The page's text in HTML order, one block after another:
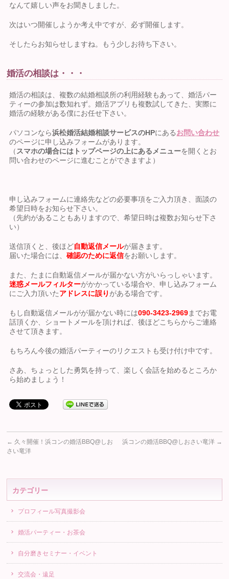
なんて嬉しい声をお聞きしました。
次はいつ開催しようか考え中ですが、必ず開催します。
そしたらお知らせしますね。もう少しお待ち下さい。
婚活の相談は・・・
婚活の相談は、複数の結婚相談所の利用経験もあって、婚活パー
ティーの参加は数知れず。婚活アプリも複数試してきた、実際に
婚活の経験がある僕にお任せ下さい。
パソコンなら浜松婚活結婚相談サービスのHPにあるお問い合わせ
のページに申し込みフォームがあります。
（スマホの場合にはトップページの上にあるメニューを開くとお
問い合わせのページに進むことができますよ）
申し込みフォームに連絡先などの必要事項をご入力頂き、面談の
希望日時をお知らせ下さい。
（先約があることもありますので、希望日時は複数お知らせ下さ
い）
送信頂くと、後ほど自動返信メールが届きます。
届いた場合には、確認のために返信をお願いします。
また、たまに自動返信メールが届かない方がいらっしゃいます。
迷惑メールフィルターがかかっている場合や、申し込みフォーム
にご入力頂いたアドレスに誤り がある場合です。
もし自動返信メールがが届かない時には090-3423-2969までお電
話頂くか、ショートメールを頂ければ、後ほどこちらからご連絡
させて頂きます。
もちろん今後の婚活パーティーのリクエストも受け付け中です。
さあ、ちょっとした勇気を持って、楽しく会話を始めるところか
ら始めましょう！
← 久々開催！浜コンの婚活BBQ@しお
さい竜洋
浜コンの婚活BBQ@しおさい竜洋 →
カテゴリー
プロフィール写真撮影会
婚活パーティー・お茶会
自分磨きセミナー・イベント
交流会・遠足